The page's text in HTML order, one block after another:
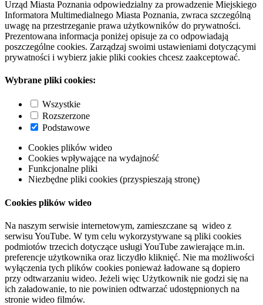
Urząd Miasta Poznania odpowiedzialny za prowadzenie Miejskiego
Informatora Multimedialnego Miasta Poznania, zwraca szczególną
uwagę na przestrzeganie prawa użytkowników do prywatności.
Prezentowana informacja poniżej opisuje za co odpowiadają
poszczególne cookies. Zarządzaj swoimi ustawieniami dotyczącymi
prywatności i wybierz jakie pliki cookies chcesz zaakceptować.
Wybrane pliki cookies:
Wszystkie
Rozszerzone
Podstawowe
Cookies plików wideo
Cookies wpływające na wydajność
Funkcjonalne pliki
Niezbędne pliki cookies (przyspieszają stronę)
Cookies plików wideo
Na naszym serwisie internetowym, zamieszczane są wideo z
serwisu YouTube. W tym celu wykorzystywane są pliki cookies
podmiotów trzecich dotyczące usługi YouTube zawierające m.in.
preferencje użytkownika oraz liczydło kliknięć. Nie ma możliwości
wyłączenia tych plików cookies ponieważ ładowane są dopiero
przy odtwarzaniu wideo. Jeżeli więc Użytkownik nie godzi się na
ich załadowanie, to nie powinien odtwarzać udostępnionych na
stronie wideo filmów.